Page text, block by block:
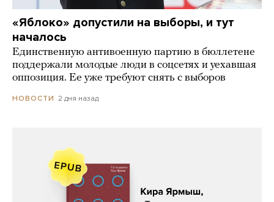
«Яблоко» допустили на выборы, и тут
началось
Единственную антивоенную партию в бюллетене
поддержали молодые люди в соцсетях и уехавшая
оппозиция. Ее уже требуют снять с выборов
НОВОСТИ 2 дня назад